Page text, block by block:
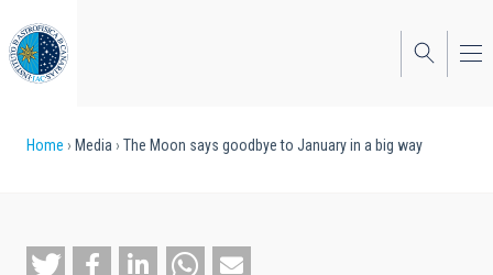
to
main
content
Breadcrumb
Home Media The Moon says goodbye to January in a big way